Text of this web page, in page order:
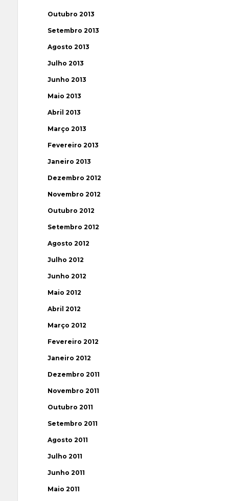
Outubro 2013
Setembro 2013
Agosto 2013
Julho 2013
Junho 2013
Maio 2013
Abril 2013
Março 2013
Fevereiro 2013
Janeiro 2013
Dezembro 2012
Novembro 2012
Outubro 2012
Setembro 2012
Agosto 2012
Julho 2012
Junho 2012
Maio 2012
Abril 2012
Março 2012
Fevereiro 2012
Janeiro 2012
Dezembro 2011
Novembro 2011
Outubro 2011
Setembro 2011
Agosto 2011
Julho 2011
Junho 2011
Maio 2011